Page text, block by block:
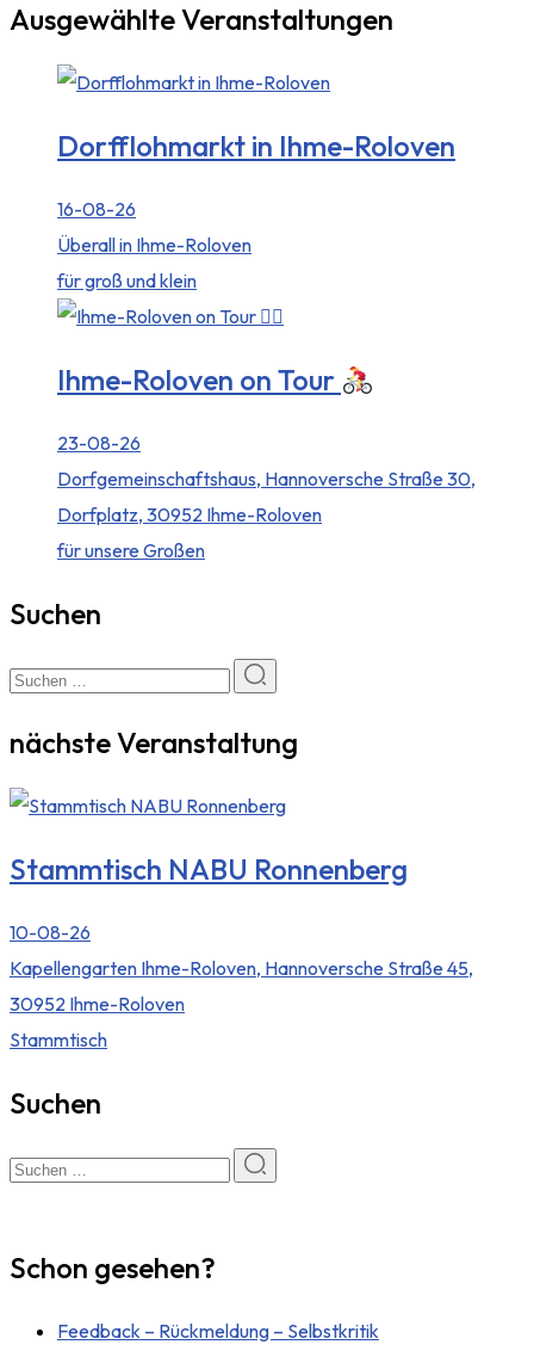
Ausgewählte Veranstaltungen
Dorfflohmarkt in Ihme-Roloven
16-08-26
Überall in Ihme-Roloven
für groß und klein
Ihme-Roloven on Tour
23-08-26
Dorfgemeinschaftshaus, Hannoversche Straße 30,
Dorfplatz, 30952 Ihme-Roloven
für unsere Großen
Suchen
nächste Veranstaltung
Stammtisch NABU Ronnenberg
10-08-26
Kapellengarten Ihme-Roloven, Hannoversche Straße 45,
30952 Ihme-Roloven
Stammtisch
Suchen
Schon gesehen?
Feedback – Rückmeldung – Selbstkritik